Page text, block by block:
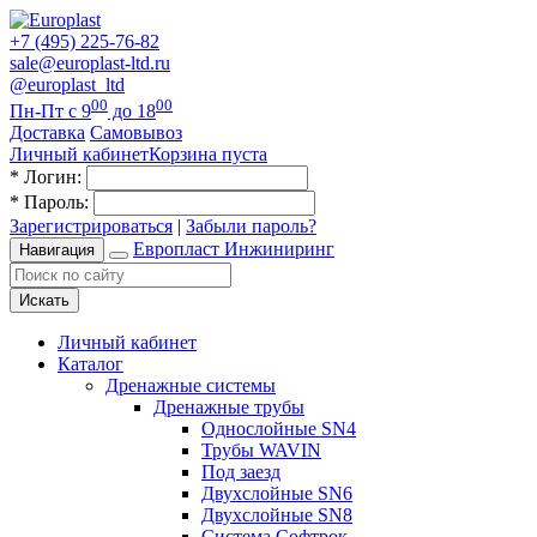
+7 (495) 225-76-82
sale@europlast-ltd.ru
@europlast_ltd
Пн-Пт с 900 до 1800
Доставка Самовывоз
Личный кабинетКорзина пуста
* Логин:
* Пароль:
Зарегистрироваться | Забыли пароль?
Навигация Европласт Инжиниринг
Искать
Личный кабинет
Каталог
Дренажные системы
Дренажные трубы
Однослойные SN4
Трубы WAVIN
Под заезд
Двухслойные SN6
Двухслойные SN8